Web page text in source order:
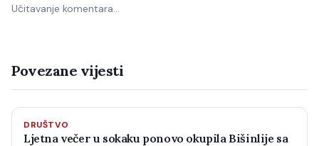
Učitavanje komentara…
Povezane vijesti
DRUŠTVO
Ljetna večer u sokaku ponovo okupila Bišinlije sa